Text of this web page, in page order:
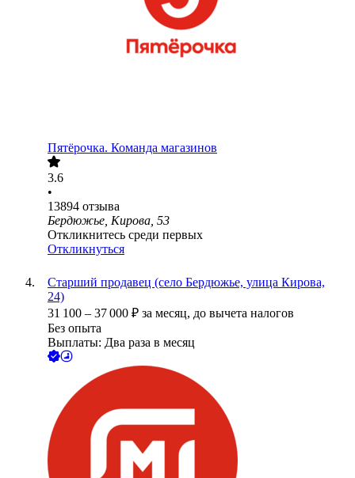
Пятёрочка. Команда магазинов
3.6
•
13894 отзыва
Бердюжье, Кирова, 53
Откликнитесь среди первых
Откликнуться
Старший продавец (село Бердюжье, улица Кирова,
24)
31 100 – 37 000 ₽ за месяц, до вычета налогов
Без опыта
Выплаты: Два раза в месяц